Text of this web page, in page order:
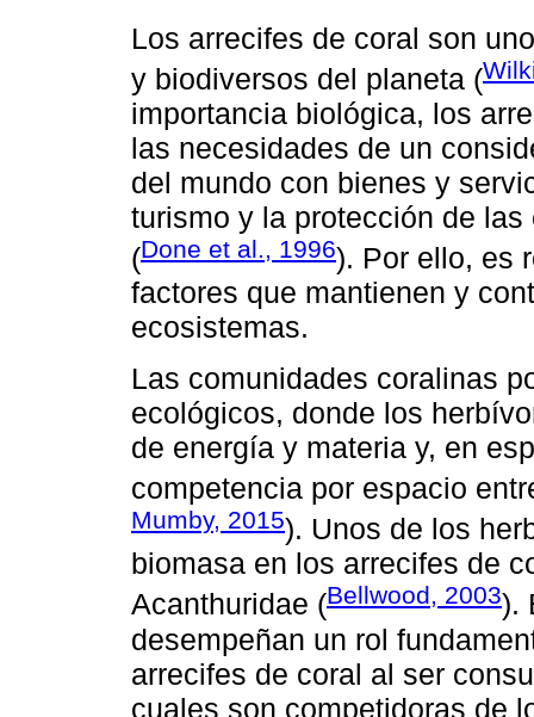
Los arrecifes de coral son
y biodiversos del planeta (
importancia biológica, los
las necesidades de un
del mundo con bienes y
turismo y la protección de
(Done et al., 1996). Por ello, es
factores que mantienen y
ecosistemas.
Las comunidades coralinas
ecológicos, donde los
de energía y materia y, en
competencia por espacio
Mumby, 2015). Unos de los
biomasa en los arrecifes de
Acanthuridae (Bellwood, 2003).
desempeñan un rol
arrecifes de coral al ser
cuales son competidoras de